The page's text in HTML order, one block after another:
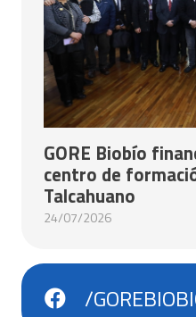
GORE Biobío
centro de
Talcahuano
24/07/2026
/